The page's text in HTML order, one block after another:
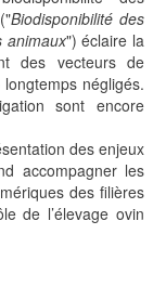
Biodisponibilité des
animaux") éclaire la
des vecteurs de
négligés.
sont encore
des enjeux
accompagner les
des filières
de l’élevage ovin